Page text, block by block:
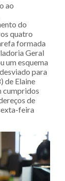
ao
do
quatro
formada
Geral
um esquema
para
de Elaine
cumpridos
de
feira